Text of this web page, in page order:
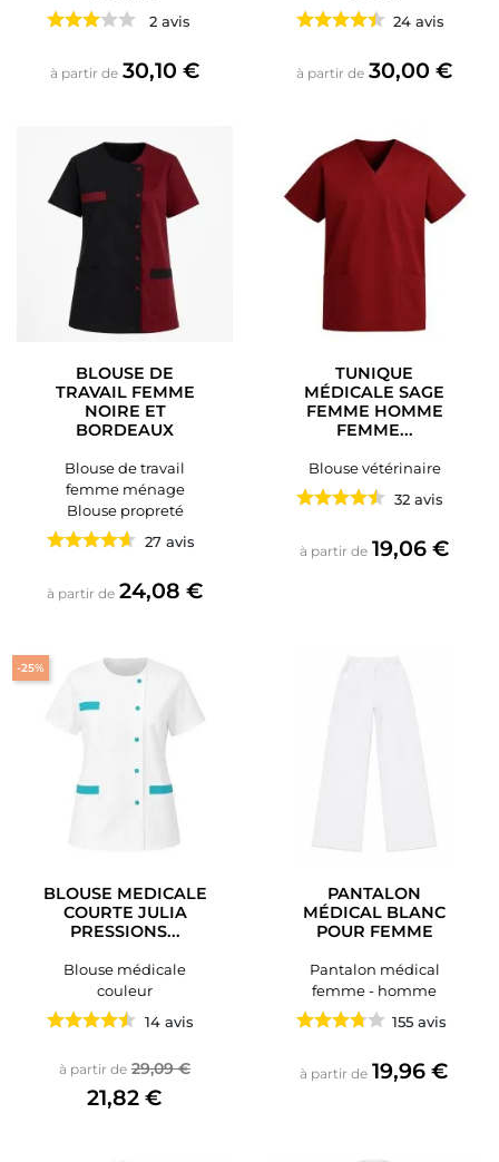
2 avis
à partir de Prix
30,10 €
24 avis
à partir de Prix
30,00 €
BLOUSE DE
TRAVAIL FEMME
NOIRE ET
BORDEAUX
Blouse de travail
femme ménage
Blouse propreté
27 avis
à partir de Prix
24,08 €
TUNIQUE
MÉDICALE SAGE
FEMME HOMME
FEMME...
Blouse vétérinaire
32 avis
à partir de Prix
19,06 €
BLOUSE MEDICALE
COURTE JULIA
PRESSIONS...
Blouse médicale
couleur
14 avis
à partir de Prix de base
29,09 €Prix
21,82 €
-25%
PANTALON
MÉDICAL BLANC
POUR FEMME
Pantalon médical
femme - homme
155 avis
à partir de Prix
19,96 €